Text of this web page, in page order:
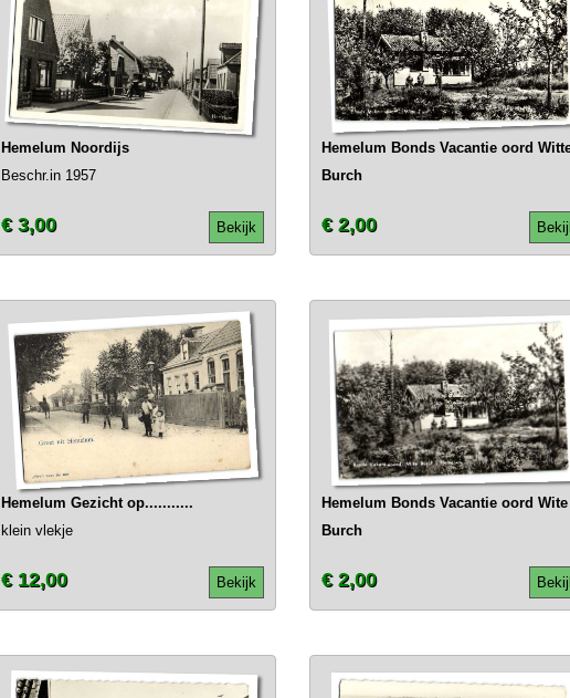
Hemelum Noordijs
Beschr.in 1957
Bekijk
€ 3,00
Hemelum Bonds Vacantie oord
Burch
€ 2,00
Hemelum Gezicht op...........
klein vlekje
Bekijk
€ 12,00
Hemelum Bonds Vacantie oord Wite
Burch
€ 2,00